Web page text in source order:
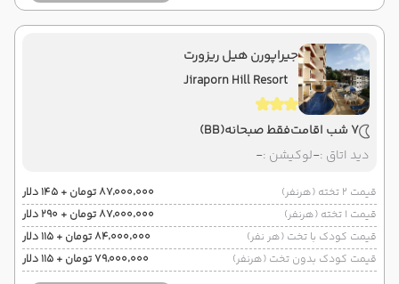
جیراپورن هیل ریزورت
Jiraporn Hill Resort
7 شب اقامت فقط صبحانه(BB)
دید اتاق :-لوکیشن :-
قیمت 2 تخته (هرنفر)
۸۷٬۰۰۰٬۰۰۰ تومان + ۱۴۵ دلار
قیمت 1 تخته (هرنفر)
۸۷٬۰۰۰٬۰۰۰ تومان + ۲۹۰ دلار
قیمت کودک با تخت (هر نفر)
۸۴٬۰۰۰٬۰۰۰ تومان + ۱۱۵ دلار
قیمت کودک بدون تخت (هرنفر)
۷۹٬۰۰۰٬۰۰۰ تومان + ۱۱۵ دلار